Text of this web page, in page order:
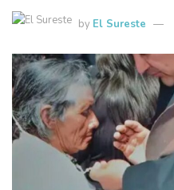
by El Sureste